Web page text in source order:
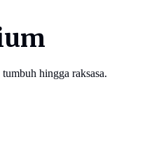
hingga raksasa.